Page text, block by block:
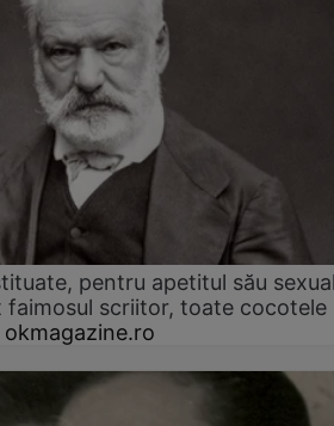
pentru apetitul său
faimosul scriitor, toate cocotele
okmagazine.ro